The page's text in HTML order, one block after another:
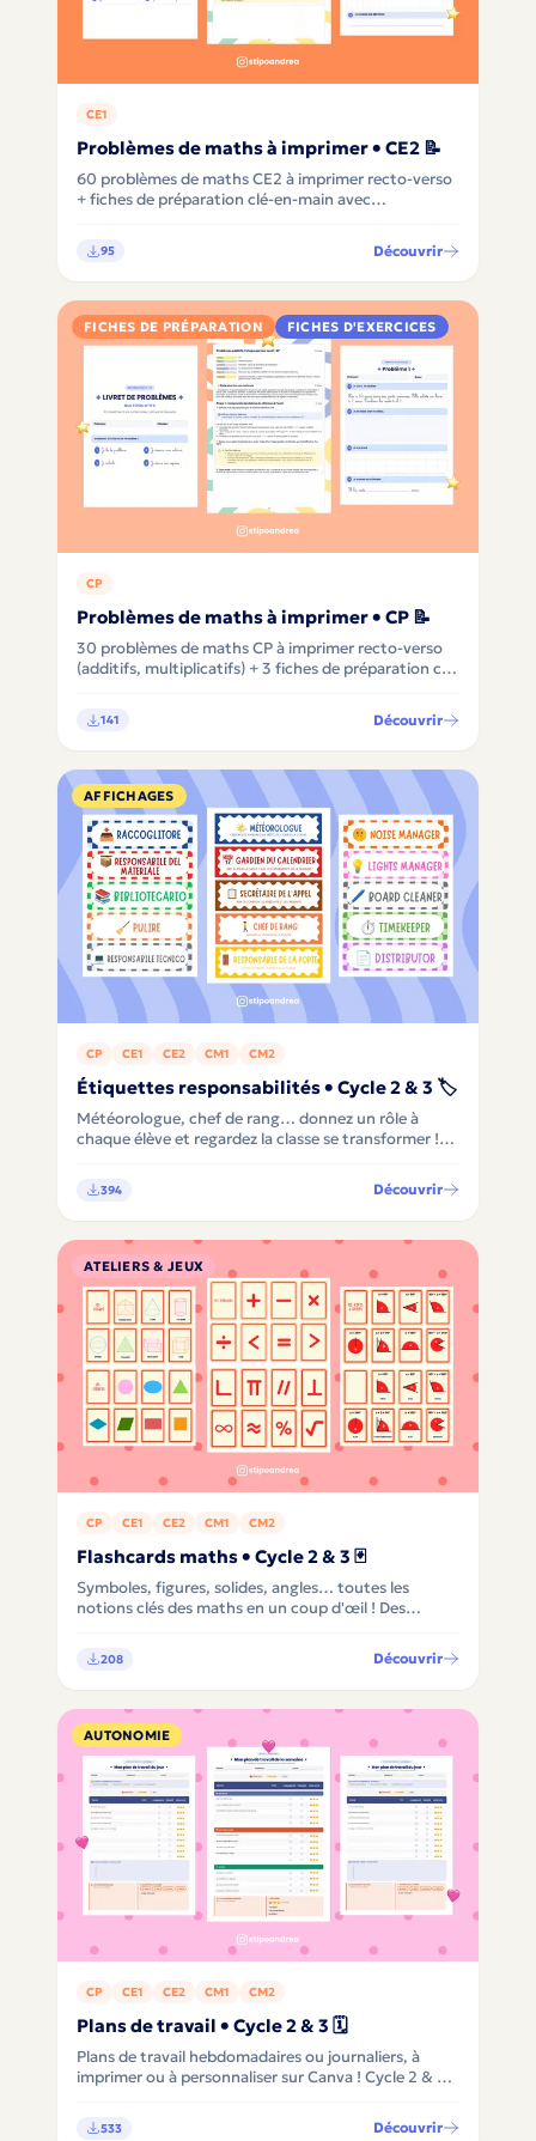
CE1
Problèmes de maths à imprimer • CE2 📝
60 problèmes de maths CE2 à imprimer recto-verso
+ fiches de préparation clé-en-main avec
95 Découvrir
FICHES DE PRÉPARATION FICHES D'EXERCICES
CP
Problèmes de maths à imprimer • CP 📝
30 problèmes de maths CP à imprimer recto-verso
(additifs, multiplicatifs) + 3 fiches de préparation clé-
141 Découvrir
AFFICHAGES
CP CE1 CE2 CM1 CM2
Étiquettes responsabilités • Cycle 2 & 3 🏷️
Météorologue, chef de rang… donnez un rôle à
chaque élève et regardez la classe se transformer !
imprimer ou personnaliser sur Canva ✨
394 Découvrir
ATELIERS & JEUX
CP CE1 CE2 CM1 CM2
Flashcards maths • Cycle 2 & 3 🃏
Symboles, figures, solides, angles… toutes les
notions clés des maths en un coup d'œil ! Des
pour mémoriser autrement du CE1 au CM2 ✨
208 Découvrir
AUTONOMIE
CP CE1 CE2 CM1 CM2
Plans de travail • Cycle 2 & 3 🗓️
Plans de travail hebdomadaires ou journaliers, à
imprimer ou à personnaliser sur Canva ! Cycle 2 & 3 :
version journée avec météo et bilan intégré ✨
533 Découvrir